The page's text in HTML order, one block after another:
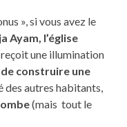
», si vous avez le
Ayam, l’église
une illumination
construire une
des autres habitants,
(mais tout le